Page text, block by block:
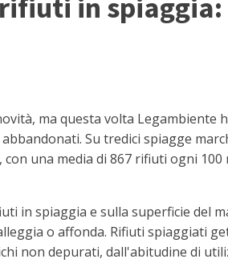
in
ma questa volta
Su tredici spiagge
una media di 867 rifiuti ogni
in spiaggia e sulla superficie del
o affonda. Rifiuti spiaggiati
non depurati, dall'abitudine di